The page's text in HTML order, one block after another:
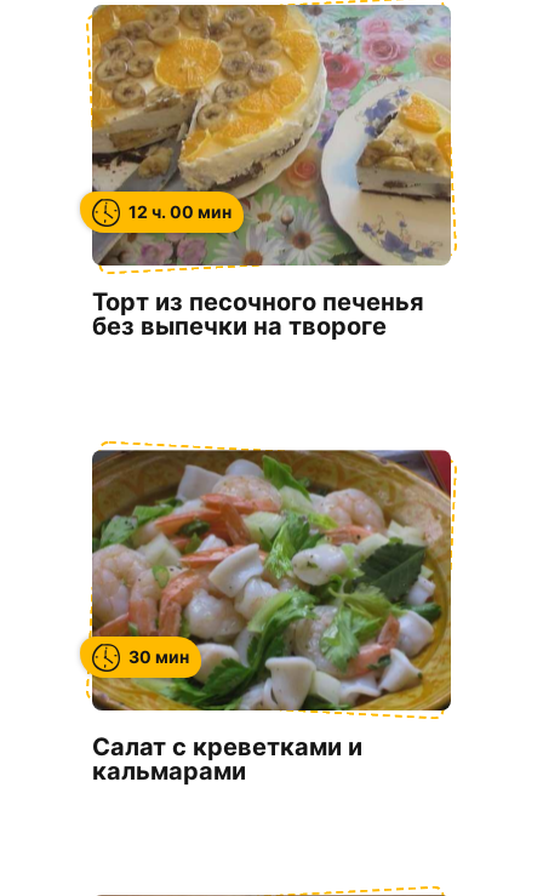
12 ч. 00 мин
Торт из песочного печенья
без выпечки на твороге
30 мин
Салат с креветками и
кальмарами